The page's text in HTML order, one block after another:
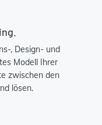
, Design- und
Modell Ihrer
zwischen den
lösen.